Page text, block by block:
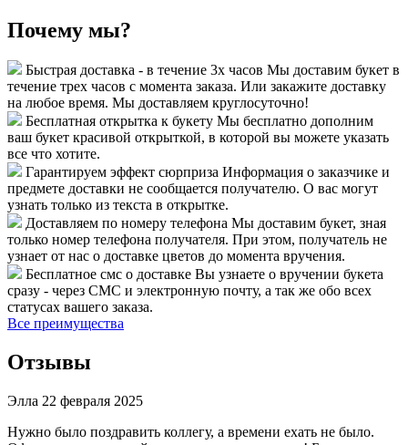
Почему мы?
Быстрая доставка - в течение 3х часов Мы доставим букет в
течение трех часов с момента заказа. Или закажите доставку
на любое время. Мы доставляем круглосуточно!
Бесплатная открытка к букету Мы бесплатно дополним
ваш букет красивой открыткой, в которой вы можете указать
все что хотите.
Гарантируем эффект сюрприза Информация о заказчике и
предмете доставки не сообщается получателю. О вас могут
узнать только из текста в открытке.
Доставляем по номеру телефона Мы доставим букет, зная
только номер телефона получателя. При этом, получатель не
узнает от нас о доставке цветов до момента вручения.
Бесплатное смс о доставке Вы узнаете о вручении букета
сразу - через СМС и электронную почту, а так же обо всех
статусах вашего заказа.
Все преимущества
Отзывы
Элла 22 февраля 2025
Нужно было поздравить коллегу, а времени ехать не было.